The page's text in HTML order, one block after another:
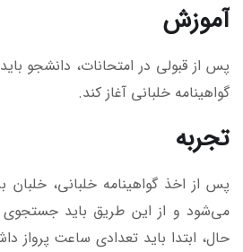
آموزش
پس از قبولی در امتحانات، دانشجو
گواهینامه خلبانی آغاز کند.
تجربه
پس از اخذ گواهینامه خلبانی، خلبان
می‌شود و از این طریق باید جستجوی
حال، ابتدا باید تعدادی ساعت پرواز